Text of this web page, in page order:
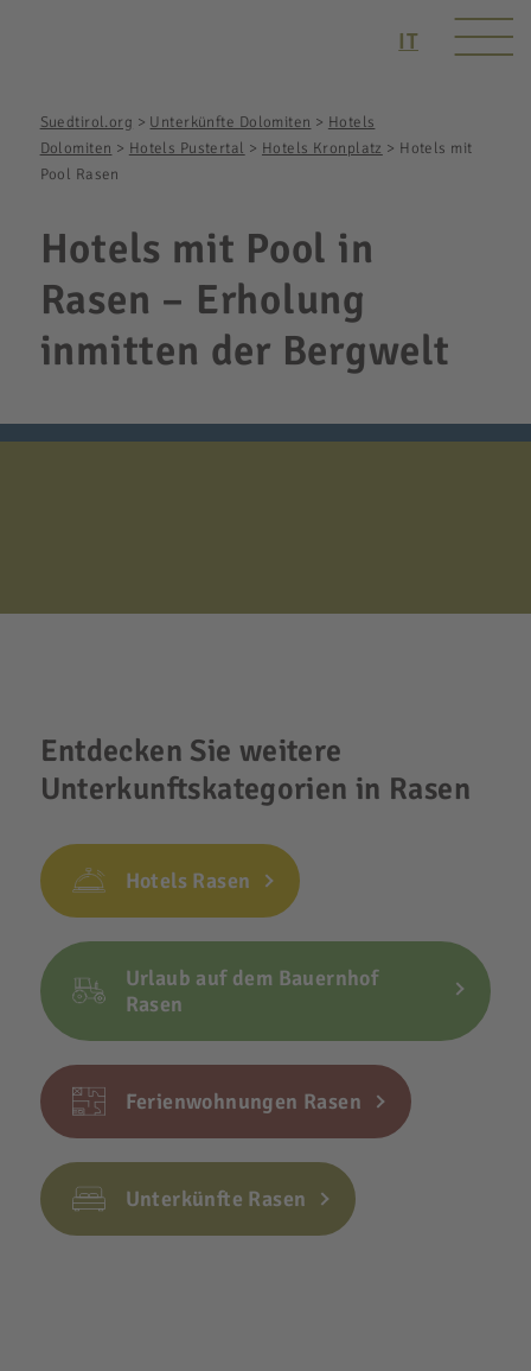
IT
Suedtirol.org > Unterkünfte Dolomiten > Hotels
Dolomiten > Hotels Pustertal > Hotels Kronplatz > Hotels mit
Pool Rasen
Hotels mit Pool in
Rasen – Erholung
inmitten der Bergwelt
Entdecken Sie weitere
Unterkunftskategorien in Rasen
Hotels Rasen
Urlaub auf dem Bauernhof
Rasen
Ferienwohnungen Rasen
Unterkünfte Rasen